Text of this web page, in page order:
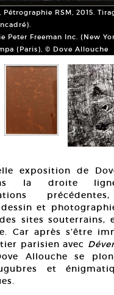
RSM, 2015.
Peter Freeman Inc. (New
(Paris), © Dove Allouche
exposition de
la droite
et
sites souterrains,
Car après s’être
parisien avec
Allouche se
et